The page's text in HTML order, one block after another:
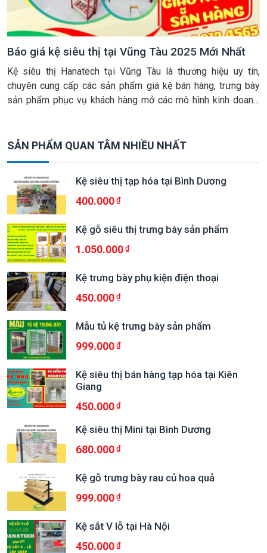
Báo giá kệ siêu thị tại Vũng Tàu 2025 Mới Nhất
Kệ siêu thị Hanatech tại Vũng Tàu là thương hiệu uy tín,
chuyên cung cấp các sản phẩm giá kệ bán hàng, trưng bày
sản phẩm phục vụ khách hàng mở các mô hình kinh doanh,
SẢN PHẨM QUAN TÂM NHIỀU NHẤT
Kệ siêu thị tạp hóa tại Bình Dương
400.000
Kệ gỗ siêu thị trưng bày sản phẩm
1.050.000
Kệ trưng bày phụ kiện điện thoại
450.000
Mẫu tủ kệ trưng bày sản phẩm
999.000
Kệ siêu thị bán hàng tạp hóa tại Kiên
Giang
450.000
Kệ siêu thị Mini tại Bình Dương
680.000
Kệ gỗ trưng bày rau củ hoa quả
999.000
Kệ sắt V lỗ tại Hà Nội
450.000